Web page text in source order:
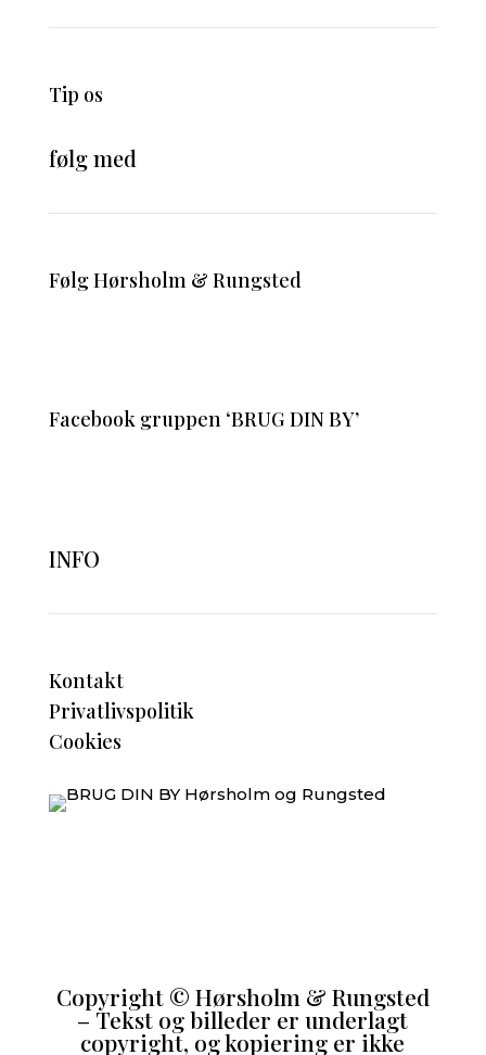
Tip os
følg med
Følg Hørsholm & Rungsted
Facebook gruppen ‘BRUG DIN BY’
INFO
Kontakt
Privatlivspolitik
Cookies
Copyright © Hørsholm & Rungsted
– Tekst og billeder er underlagt
copyright, og kopiering er ikke